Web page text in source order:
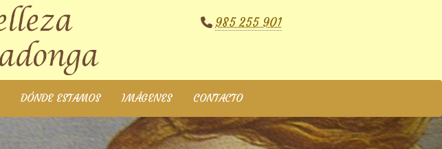
985 255 901
DÓNDE ESTAMOS IMÁGENES CONTACTO